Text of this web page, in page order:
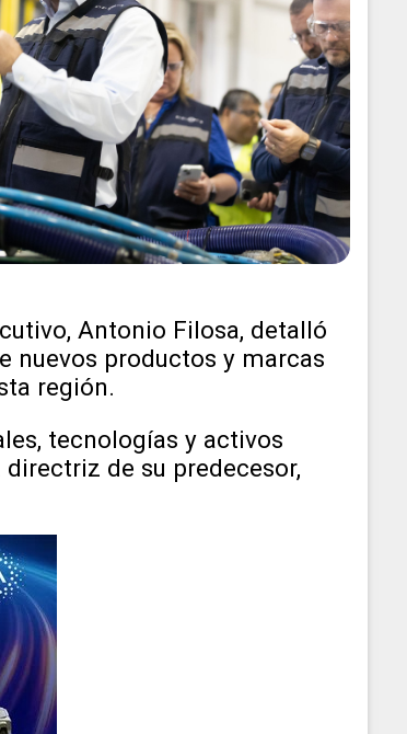
Antonio Filosa, detalló
nuevos productos y marcas
región.
tecnologías y activos
de su predecesor,